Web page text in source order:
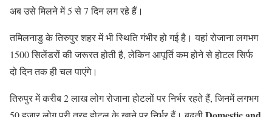
अब उसे मिलने में 5 से 7 दिन लग रहे हैं।
तमिलनाडु के तिरुपुर शहर में भी स्थिति गंभीर हो गई है। यहां रोजाना लगभग
1500 सिलेंडरों की जरूरत होती है, लेकिन आपूर्ति कम होने से होटल सिर्फ
दो दिन तक ही चल पाएंगे।
तिरुपुर में करीब 2 लाख लोग रोजाना होटलों पर निर्भर रहते हैं, जिनमें लगभग